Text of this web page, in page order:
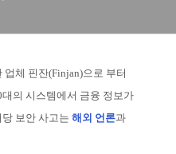
업체 핀잔(Finjan)으로 부터
의 시스템에서 금융 정보가
보안 사고는 해외 언론과